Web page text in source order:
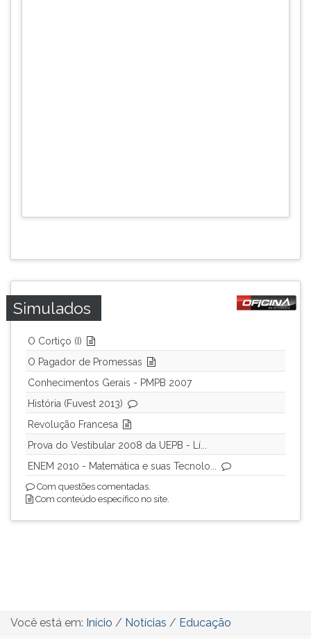
Simulados
O Cortiço (I)
O Pagador de Promessas
Conhecimentos Gerais - PMPB 2007
História (Fuvest 2013)
Revolução Francesa
Prova do Vestibular 2008 da UEPB - Lí...
ENEM 2010 - Matemática e suas Tecnolo...
Com questões comentadas.
Com conteúdo específico no site.
Você está em: Início / Notícias / Educação